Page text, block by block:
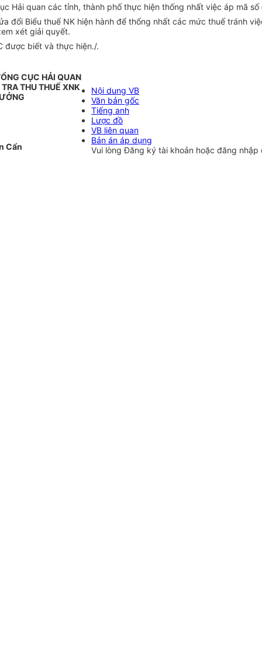
Hải quan các tỉnh, thành phố thực hiện thống nhất việc áp mã
đổi Biểu thuế NK hiện hành để thống nhất các mức thuế tránh
xét giải quyết.
được biết và thực hiện./.
CỤC HẢI QUAN
THU THUẾ XNK
Cẩn
Nội dung VB
Văn bản gốc
Tiếng anh
Lược đồ
VB liên quan
Bản án áp dụng
Vui lòngĐăng ký tài khoản hoặc đăng nhập